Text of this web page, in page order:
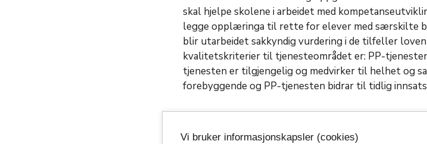
skal hjelpe skolene i arbeidet med
legge opplæringa til rette for elever med særskilte
blir utarbeidet sakkyndig vurdering i de tilfeller
kvalitetskriterier til tjenesteområdet er: PP-
tjenesten er tilgjengelig og medvirker til helhet og
forebyggende og PP-tjenesten bidrar til tidlig
Vi bruker informasjonskapsler (cookies)